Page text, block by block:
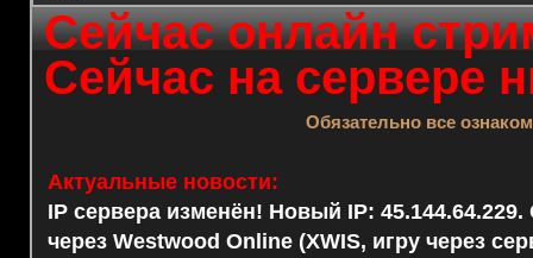
Сейчас онлайн
Сейчас на сервере
Обязательно все
Актуальные новости:
IP сервера изменён! Новый IP: 45.144.64.229.
через Westwood Online (XWIS, игру через